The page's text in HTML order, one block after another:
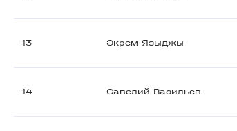
13 Экрем Языджы
14 Савелий Васильев